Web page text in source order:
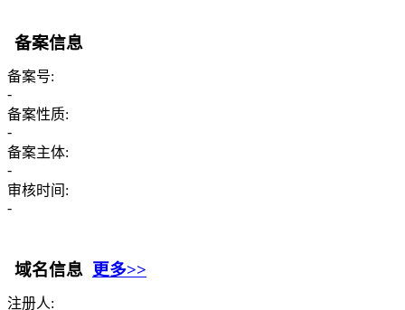
备案信息
备案号:
-
备案性质:
-
备案主体:
-
审核时间:
-
域名信息 更多>>
注册人: